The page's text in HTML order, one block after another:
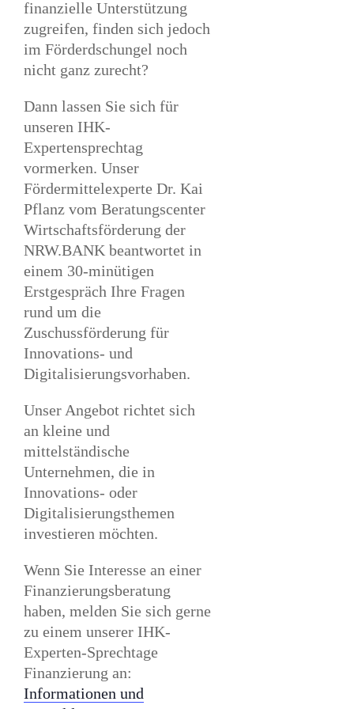
finanzielle Unterstützung
zugreifen, finden sich jedoch
im Förderdschungel noch
nicht ganz zurecht?
Dann lassen Sie sich für
unseren IHK-
Expertensprechtag
vormerken. Unser
Fördermittelexperte Dr. Kai
Pflanz vom Beratungscenter
Wirtschaftsförderung der
NRW.BANK beantwortet in
einem 30-minütigen
Erstgespräch Ihre Fragen
rund um die
Zuschussförderung für
Innovations- und
Digitalisierungsvorhaben.
Unser Angebot richtet sich
an kleine und
mittelständische
Unternehmen, die in
Innovations- oder
Digitalisierungsthemen
investieren möchten.
Wenn Sie Interesse an einer
Finanzierungsberatung
haben, melden Sie sich gerne
zu einem unserer IHK-
Experten-Sprechtage
Finanzierung an:
Informationen und